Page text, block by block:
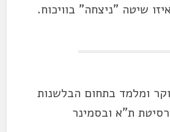
שיטה "ניצחה" בוויכוח.